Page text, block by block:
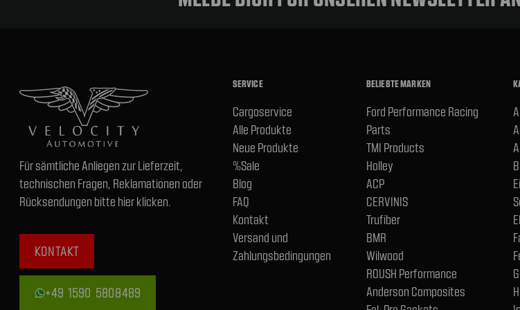
Für sämtliche Anliegen zur Lieferzeit,
technischen Fragen, Reklamationen oder
Rücksendungen bitte hier klicken.
KONTAKT
+49 1590 5808489
SERVICE
Cargoservice
Alle Produkte
Neue Produkte
%Sale
Blog
FAQ
Kontakt
Versand und
Zahlungsbedingungen
BELIEBTE MARKEN
Ford Performance Racing
Parts
TMI Products
Holley
ACP
CERVINIS
Trufiber
BMR
Wilwood
ROUSH Performance
Anderson Composites